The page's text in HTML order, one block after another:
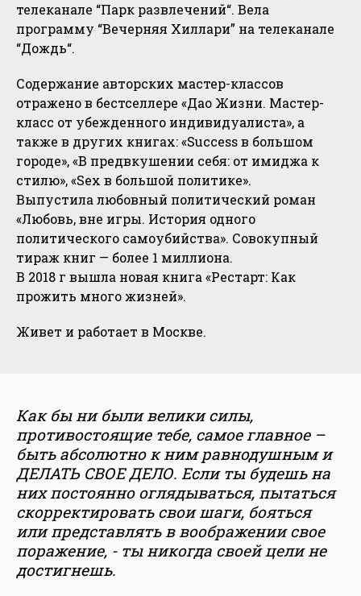
телеканале “Парк развлечений“. Вела
программу “Вечерняя Хиллари” на телеканале
“Дождь“.
Содержание авторских мастер-классов
отражено в бестселлере «Дао Жизни. Мастер-
класс от убежденного индивидуалиста», а
также в других книгах: «Success в большом
городе», «В предвкушении себя: от имиджа к
стилю», «Sex в большой политике».
Выпустила любовный политический роман
«Любовь, вне игры. История одного
политического самоубийства». Совокупный
тираж книг — более 1 миллиона.
В 2018 г вышла новая книга «Рестарт: Как
прожить много жизней».
Живет и работает в Москве.
Как бы ни были велики силы,
противостоящие тебе, самое главное –
быть абсолютно к ним равнодушным и
ДЕЛАТЬ СВОЕ ДЕЛО. Если ты будешь на
них постоянно оглядываться, пытаться
скорректировать свои шаги, бояться
или представлять в воображении свое
поражение, - ты никогда своей цели не
достигнешь.